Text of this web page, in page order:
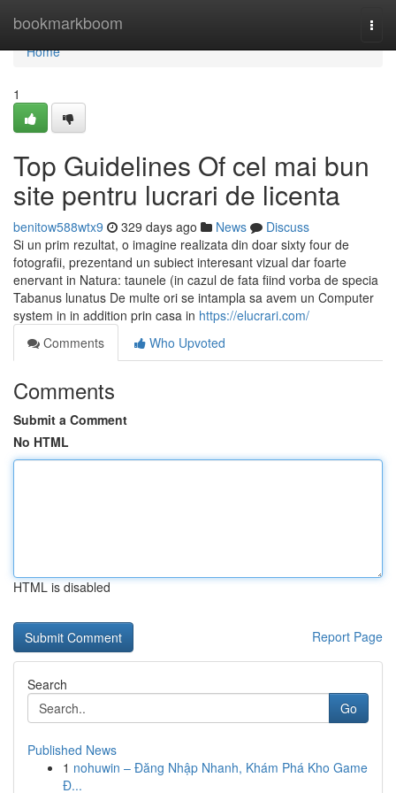
bookmarkboom
Home
Home
1
Top Guidelines Of cel mai bun
site pentru lucrari de licenta
benitow588wtx9 329 days ago News
Discuss
Si un prim rezultat, o imagine realizata din doar sixty four de
fotografii, prezentand un subiect interesant vizual dar foarte
enervant in Natura: taunele (in cazul de fata fiind vorba de specia
Tabanus lunatus De multe ori se intampla sa avem un Computer
system in in addition prin casa in https://elucrari.com/
Comments
Who Upvoted
Comments
Submit a Comment
No HTML
HTML is disabled
Report Page
Search
Go
Published News
1 nohuwin – Đăng Nhập Nhanh, Khám Phá Kho Game
Đ...